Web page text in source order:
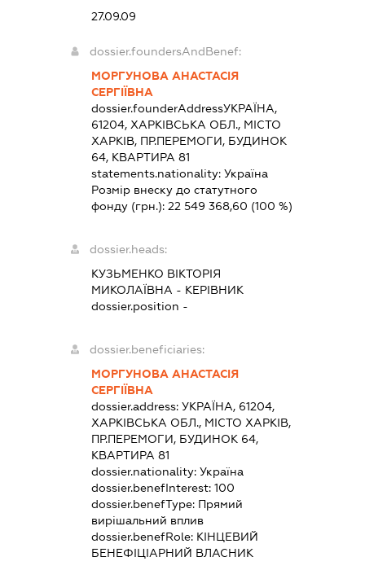
27.09.09
dossier.foundersAndBenef:
МОРГУНОВА АНАСТАСІЯ
СЕРГІЇВНА
dossier.founderAddressУКРАЇНА,
61204, ХАРКІВСЬКА ОБЛ., МІСТО
ХАРКІВ, ПР.ПЕРЕМОГИ, БУДИНОК
64, КВАРТИРА 81
statements.nationality: Україна
Розмір внеску до статутного
фонду (грн.): 22 549 368,60 (100 %)
dossier.heads:
КУЗЬМЕНКО ВІКТОРІЯ
МИКОЛАЇВНА - КЕРІВНИК
dossier.position -
dossier.beneficiaries:
МОРГУНОВА АНАСТАСІЯ
СЕРГІЇВНА
dossier.address: УКРАЇНА, 61204,
ХАРКІВСЬКА ОБЛ., МІСТО ХАРКІВ,
ПР.ПЕРЕМОГИ, БУДИНОК 64,
КВАРТИРА 81
dossier.nationality: Україна
dossier.benefInterest: 100
dossier.benefType: Прямий
вирішальний вплив
dossier.benefRole: КІНЦЕВИЙ
БЕНЕФІЦІАРНИЙ ВЛАСНИК